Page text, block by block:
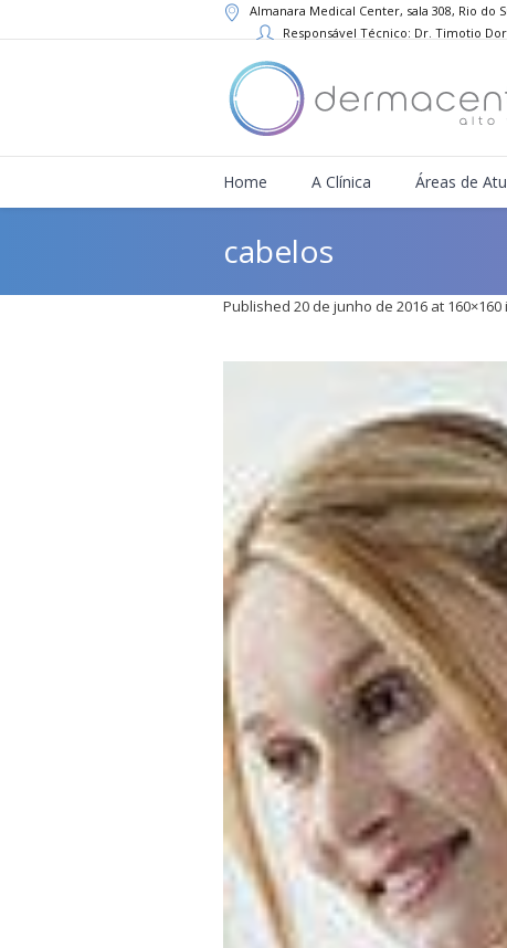
Almanara Medical Center, sala 308, Rio do
Responsável Técnico: Dr. Timotio
Home A Clínica Áreas de
cabelos
Published 20 de junho de 2016 at 160×160